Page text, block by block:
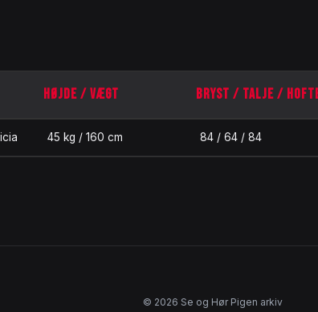
HØJDE / VÆGT BRYST / TALJE /
45 kg / 160 cm 84 / 64 / 84
© 2026 Se og Hør Pigen arkiv